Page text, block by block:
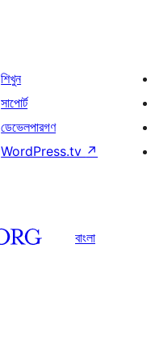
শিখুন
সাপোর্ট
ডেভেলপারগণ
WordPress.tv ↗
বাংলা